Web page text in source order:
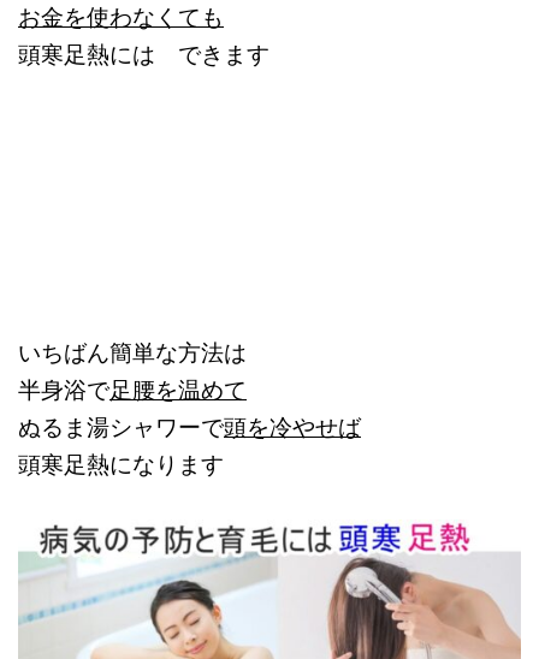
お金を使わなくても
頭寒足熱には できます
いちばん簡単な方法は
半身浴で足腰を温めて
ぬるま湯シャワーで頭を冷やせば
頭寒足熱になります